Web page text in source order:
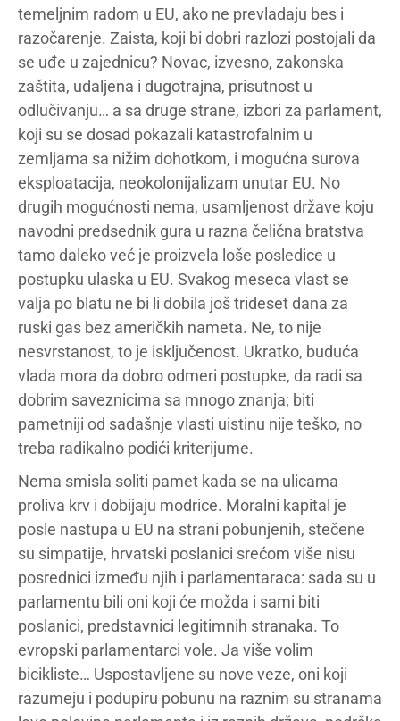
temeljnim radom u EU, ako ne prevladaju bes i
razočarenje. Zaista, koji bi dobri razlozi postojali da
se uđe u zajednicu? Novac, izvesno, zakonska
zaštita, udaljena i dugotrajna, prisutnost u
odlučivanju… a sa druge strane, izbori za parlament,
koji su se dosad pokazali katastrofalnim u
zemljama sa nižim dohotkom, i mogućna surova
eksploatacija, neokolonijalizam unutar EU. No
drugih mogućnosti nema, usamljenost države koju
navodni predsednik gura u razna čelična bratstva
tamo daleko već je proizvela loše posledice u
postupku ulaska u EU. Svakog meseca vlast se
valja po blatu ne bi li dobila još trideset dana za
ruski gas bez američkih nameta. Ne, to nije
nesvrstanost, to je isključenost. Ukratko, buduća
vlada mora da dobro odmeri postupke, da radi sa
dobrim saveznicima sa mnogo znanja; biti
pametniji od sadašnje vlasti uistinu nije teško, no
treba radikalno podići kriterijume.
Nema smisla soliti pamet kada se na ulicama
proliva krv i dobijaju modrice. Moralni kapital je
posle nastupa u EU na strani pobunjenih, stečene
su simpatije, hrvatski poslanici srećom više nisu
posrednici između njih i parlamentaraca: sada su u
parlamentu bili oni koji će možda i sami biti
poslanici, predstavnici legitimnih stranaka. To
evropski parlamentarci vole. Ja više volim
bicikliste… Uspostavljene su nove veze, oni koji
razumeju i podupiru pobunu na raznim su stranama